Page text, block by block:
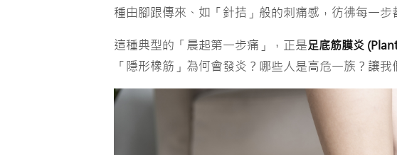
種由腳跟傳來、如「針拮」般的刺痛感，彷彿每一步
這種典型的「晨起第一步痛」，正是足底筋膜炎
「隱形橡筋」為何會發炎？哪些人是高危一族？讓我